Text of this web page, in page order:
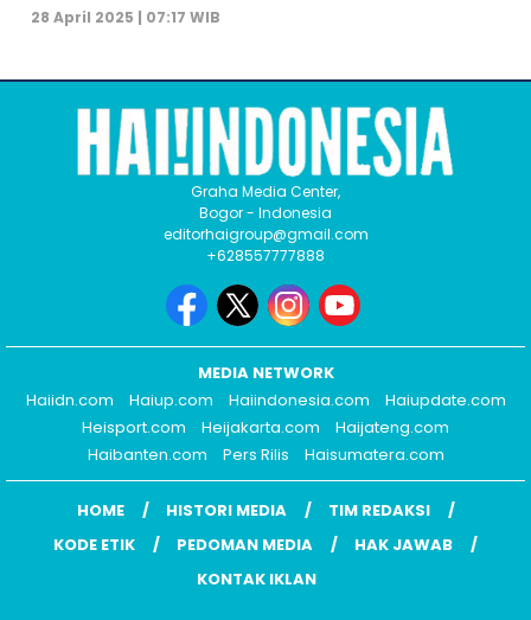
28 April 2025 | 07:17 WIB
Graha Media Center,
Bogor - Indonesia
editorhaigroup@gmail.com
+628557777888
MEDIA NETWORK
Haiidn.com
Haiup.com Haiindonesia.com
Haiupdate.com
Heisport.com
Heijakarta.com
Haijateng.com
Haibanten.com
Pers Rilis Haisumatera.com
HOME HISTORI MEDIA
TIM REDAKSI
KODE ETIK
PEDOMAN MEDIA
HAK JAWAB
KONTAK IKLAN